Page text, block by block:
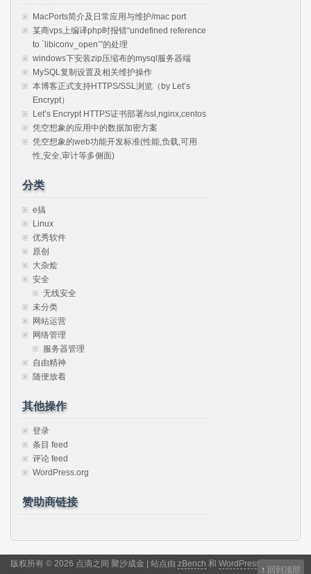
MacPorts简介及日常应用与维护/mac port
某商vps上编译php时报错“undefined reference
to `libiconv_open’”的处理
windows下安装zip压缩布的mysql服务器端
MySQL复制设置及相关维护操作
本博客正式支持HTTPS/SSL浏览（by Let’s
Encrypt）
Let’s Encrypt HTTPS证书部署/ssl,nginx,centos
凭空想象的应用中的数据加密方案
凭空想象的web功能开发标准(性能,负载,可用
性,安全,审计等多侧面)
分类
e搞
Linux
优秀软件
原创
大杂烩
安全
无线安全
未分类
网站运营
网络管理
服务器管理
自由精神
随便放着
其他操作
登录
条目 feed
评论 feed
WordPress.org
赞助商链接
版权所有 © 2026 点滴之间 聚沙成金 | 站点由 zBench 和 WordPress
↑ 回到顶部